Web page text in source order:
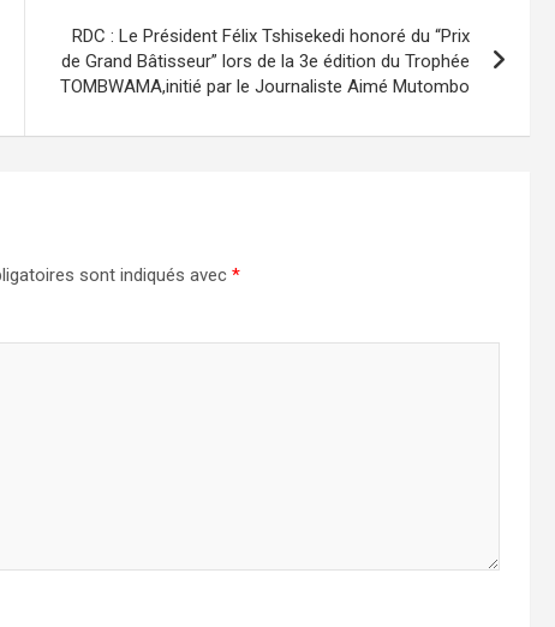
RDC : Le Président Félix Tshisekedi honoré du “Prix
de Grand Bâtisseur” lors de la 3e édition du Trophée
TOMBWAMA,initié par le Journaliste Aimé Mutombo
sont indiqués avec *